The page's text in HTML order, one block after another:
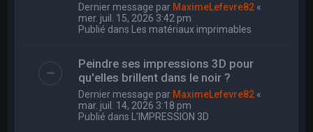
Dernier message par MaximeLefevre82 «
mer. juil. 15, 2026 3:42 pm
Publié dans Les matériaux imprimables
Peindre ses impressions 3D pour
qu'elles brillent dans le noir ?
Dernier message par MaximeLefevre82 «
mar. juil. 14, 2026 3:18 pm
Publié dans L'IMPRESSION 3D